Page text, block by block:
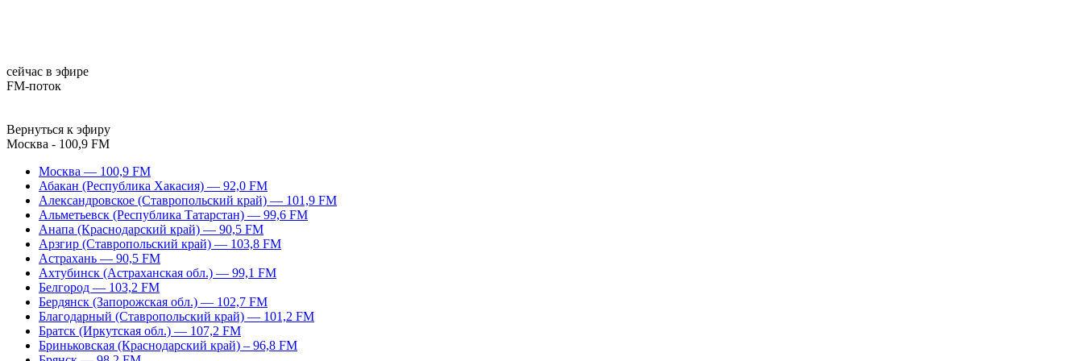
сейчас в эфире
FM-поток
Вернуться к эфиру
Москва - 100,9 FM
Москва — 100,9 FM
Абакан (Республика Хакасия) — 92,0 FM
Александровское (Ставропольский край) — 101,9 FM
Альметьевск (Республика Татарстан) — 99,6 FM
Анапа (Краснодарский край) — 90,5 FM
Арзгир (Ставропольский край) — 103,8 FM
Астрахань — 90,5 FM
Ахтубинск (Астраханская обл.) — 99,1 FM
Белгород — 103,2 FM
Бердянск (Запорожская обл.) — 102,7 FM
Благодарный (Ставропольский край) — 101,2 FM
Братск (Иркутская обл.) — 107,2 FM
Бриньковская (Краснодарский край) – 96,8 FM